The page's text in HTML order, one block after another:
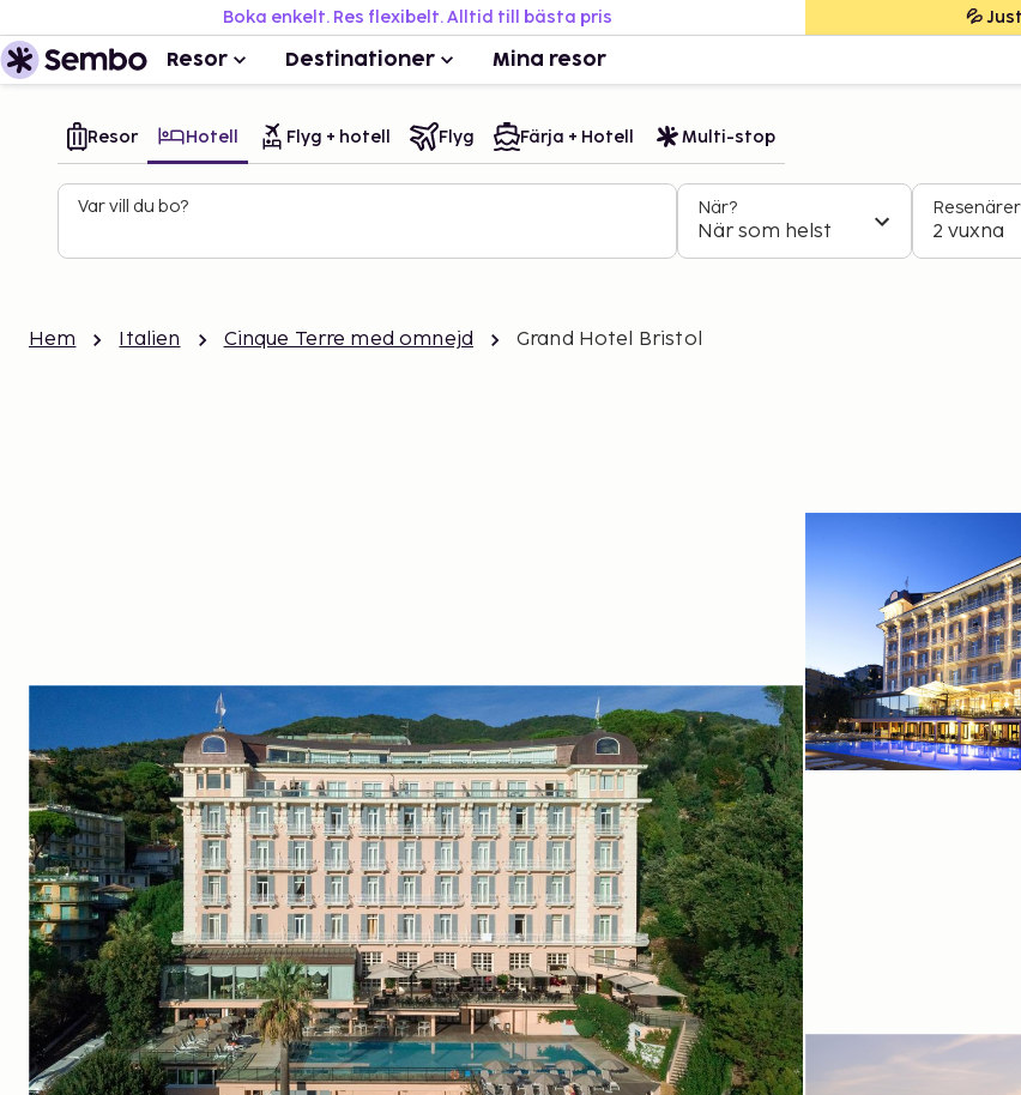
Boka enkelt. Res flexibelt. Alltid till bästa pris 💦
Resor Destinationer Mina resor
Resor Hotell Flyg + hotell Flyg Färja + Hotell Multi-stop
Var vill du bo? När?
När som helst
Resenärer
2 vuxna
Hem Italien Cinque Terre med omnejd Grand Hotel Bristol